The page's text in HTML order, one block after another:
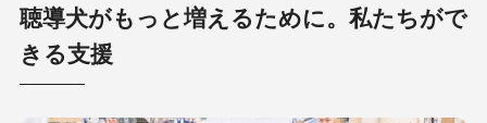
聴導犬がもっと増えるために。私たちがで
きる支援